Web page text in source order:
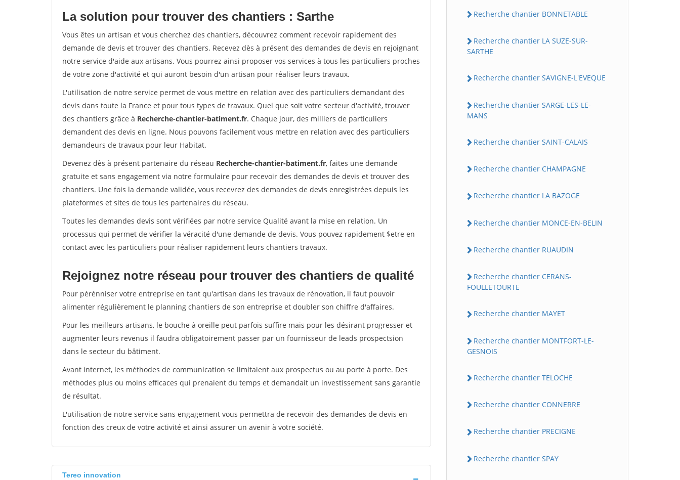
La solution pour trouver des chantiers : Sarthe
Vous êtes un artisan et vous cherchez des chantiers, découvrez comment recevoir rapidement des
demande de devis et trouver des chantiers. Recevez dès à présent des demandes de devis en rejoignant
notre service d'aide aux artisans. Vous pourrez ainsi proposer vos services à tous les particuliers proches
de votre zone d'activité et qui auront besoin d'un artisan pour réaliser leurs travaux.
L'utilisation de notre service permet de vous mettre en relation avec des particuliers demandant des
devis dans toute la France et pour tous types de travaux. Quel que soit votre secteur d'activité, trouver
des chantiers grâce à Recherche-chantier-batiment.fr. Chaque jour, des milliers de particuliers
demandent des devis en ligne. Nous pouvons facilement vous mettre en relation avec des particuliers
demandeurs de travaux pour leur Habitat.
Devenez dès à présent partenaire du réseau Recherche-chantier-batiment.fr, faites une demande
gratuite et sans engagement via notre formulaire pour recevoir des demandes de devis et trouver des
chantiers. Une fois la demande validée, vous recevrez des demandes de devis enregistrées depuis les
plateformes et sites de tous les partenaires du réseau.
Toutes les demandes devis sont vérifiées par notre service Qualité avant la mise en relation. Un
processus qui permet de vérifier la véracité d'une demande de devis. Vous pouvez rapidement $etre en
contact avec les particuliers pour réaliser rapidement leurs chantiers travaux.
Rejoignez notre réseau pour trouver des chantiers de qualité
Pour pérénniser votre entreprise en tant qu'artisan dans les travaux de rénovation, il faut pouvoir
alimenter régulièrement le planning chantiers de son entreprise et doubler son chiffre d'affaires.
Pour les meilleurs artisans, le bouche à oreille peut parfois suffire mais pour les désirant progresser et
augmenter leurs revenus il faudra obligatoirement passer par un fournisseur de leads prospectsion
dans le secteur du bâtiment.
Avant internet, les méthodes de communication se limitaient aux prospectus ou au porte à porte. Des
méthodes plus ou moins efficaces qui prenaient du temps et demandait un investissement sans garantie
de résultat.
L'utilisation de notre service sans engagement vous permettra de recevoir des demandes de devis en
fonction des creux de votre activité et ainsi assurer un avenir à votre société.
Tereo innovation
Recherche chantier BONNETABLE
Recherche chantier LA SUZE-SUR-
SARTHE
Recherche chantier SAVIGNE-L'EVEQUE
Recherche chantier SARGE-LES-LE-
MANS
Recherche chantier SAINT-CALAIS
Recherche chantier CHAMPAGNE
Recherche chantier LA BAZOGE
Recherche chantier MONCE-EN-BELIN
Recherche chantier RUAUDIN
Recherche chantier CERANS-
FOULLETOURTE
Recherche chantier MAYET
Recherche chantier MONTFORT-LE-
GESNOIS
Recherche chantier TELOCHE
Recherche chantier CONNERRE
Recherche chantier PRECIGNE
Recherche chantier SPAY